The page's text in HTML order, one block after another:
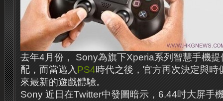
去年4月份， Sony為旗下Xperia系列智慧手機提
配，而當邁入 PS4時代之後，官方再次決定與
來最新的遊戲體驗。
Sony 近日在Twitter中發圖暗示，6.44吋大屏手